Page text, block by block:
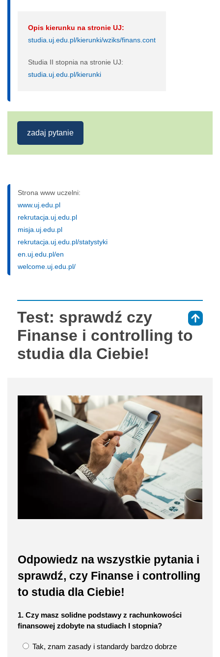
Opis kierunku na stronie UJ:
studia.uj.edu.pl/kierunki/wziks/finans.cont
Studia II stopnia na stronie UJ:
studia.uj.edu.pl/kierunki
zadaj pytanie
Strona www uczelni:
www.uj.edu.pl
rekrutacja.uj.edu.pl
misja.uj.edu.pl
rekrutacja.uj.edu.pl/statystyki
en.uj.edu.pl/en
welcome.uj.edu.pl/
Test: sprawdź czy
Finanse i controlling to
studia dla Ciebie!
Odpowiedz na wszystkie pytania i
sprawdź, czy Finanse i controlling
to studia dla Ciebie!
1. Czy masz solidne podstawy z rachunkowości
finansowej zdobyte na studiach I stopnia?
Tak, znam zasady i standardy bardzo dobrze